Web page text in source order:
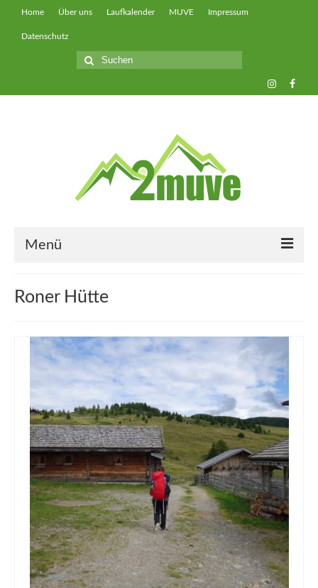
Home Über uns Laufkalender MUVE Impressum
Datenschutz
Suche
nach:
Menü
muveAWAY
muveLIVELY
muveBOLDLY
muveFAR
Roner Hütte